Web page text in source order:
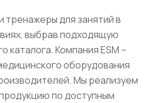
для занятий в
выбрав подходящую
каталога. Компания ESM –
оборудования
Мы реализуем
по доступным